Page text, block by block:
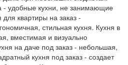
- удобные кухни, не занимающие
квартиры на заказ -
стильная кухня. Кухня в
вместимая и визуально
на даче под заказ - небольшая,
кухня под заказ - создает